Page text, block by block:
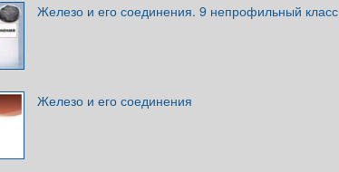
Железо и его соединения. 9 непрофильный класс
Железо и его соединения